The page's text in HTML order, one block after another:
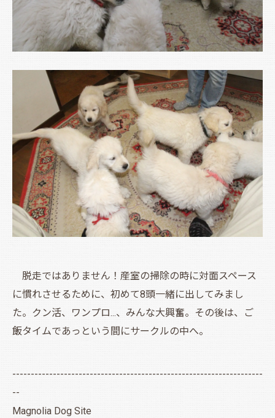
脱走ではありません！産室の掃除の時に対面スペース
に慣れさせるために、初めて8頭一緒に出してみまし
た。クン活、ワンプロ...、みんな大興奮。その後は、ご
飯タイムであっという間にサークルの中へ。
--------------------------------------------------------------------
--
Magnolia Dog Site